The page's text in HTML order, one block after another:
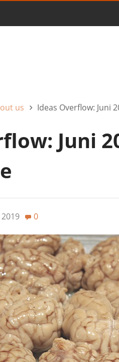
us Ideas Overflow: Juni
Juni
0